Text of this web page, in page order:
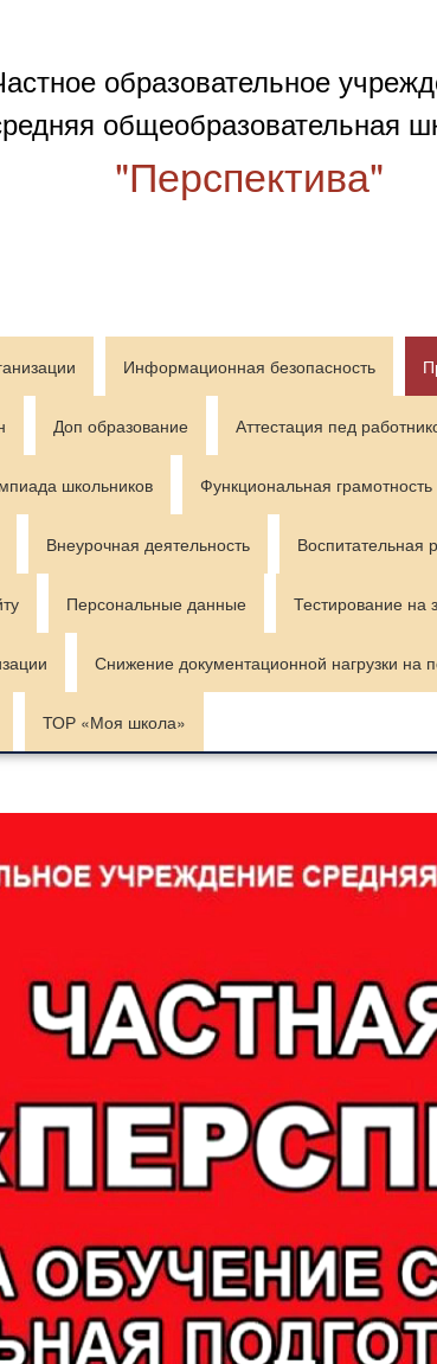
образовательное
общеобразовательная
"Перспектива"
Информационная безопасность
Доп образование Аттестация пед
школьников Функциональная грамотность
Внеурочная деятельность Воспитательная
Персональные данные Тестирование на
Снижение документационной нагрузки на
ТОР «Моя школа»